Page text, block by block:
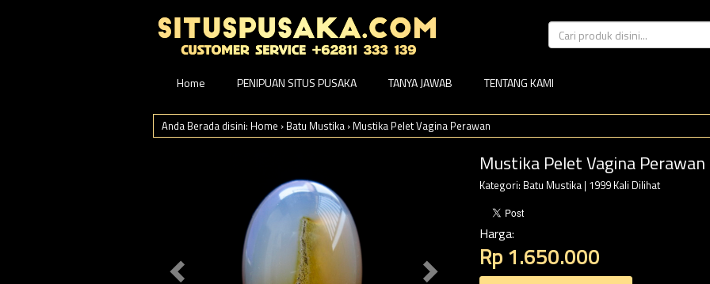
Home PENIPUAN SITUS PUSAKA TANYA JAWAB TENTANG KAMI
Anda Berada disini: Home › Batu Mustika › Mustika Pelet Vagina Perawan
Mustika Pelet Vagina Perawan
Kategori: Batu Mustika| 1999 Kali Dilihat
Harga:
Rp 1.650.000